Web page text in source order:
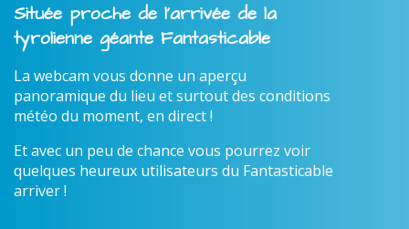
Située proche de l'arrivée de la
tyrolienne géante Fantasticable
La webcam vous donne un aperçu
panoramique du lieu et surtout des conditions
météo du moment, en direct !
Et avec un peu de chance vous pourrez voir
quelques heureux utilisateurs du Fantasticable
arriver !